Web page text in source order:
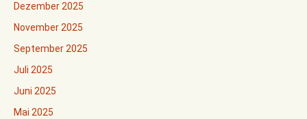
Dezember 2025
November 2025
September 2025
Juli 2025
Juni 2025
Mai 2025